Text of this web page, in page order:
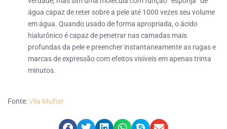
água capaz de reter sobre a pele até 1000 vezes seu volume
em água. Quando usado de forma apropriada, o ácido
hialurônico é capaz de penetrar nas camadas mais
profundas da pele e preencher instantaneamente as rugas e
marcas de expressão com efeitos visíveis em apenas trinta
minutos.
Fonte:Vila Mulher